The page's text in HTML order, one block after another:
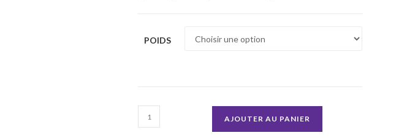
POIDS
quantité
de
AJOUTER AU PANIER